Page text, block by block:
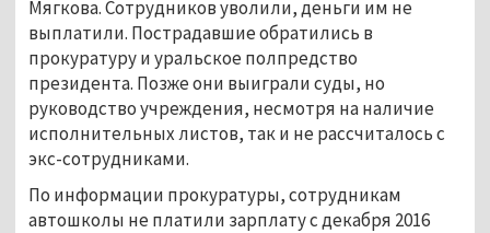
Мягкова. Сотрудников уволили, деньги им не
выплатили. Пострадавшие обратились в
прокуратуру и уральское полпредство
президента. Позже они выиграли суды, но
руководство учреждения, несмотря на наличие
исполнительных листов, так и не рассчиталось с
экс-сотрудниками.
По информации прокуратуры, сотрудникам
автошколы не платили зарплату с декабря 2016